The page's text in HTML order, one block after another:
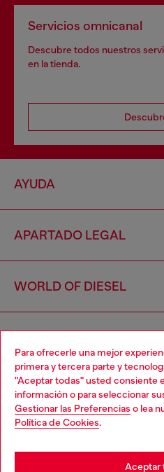
Para ofrecerle una mejor
primera y tercera parte y
"Aceptar todas" usted consiente
información o para seleccionar
Gestionar las Preferencias o lea
Política de Cookies.
Aceptar
Servicios omnicanal
Descubre todos nuestros
en la tienda.
AYUDA
APARTADO LEGAL
WORLD OF DIESEL
Country: ES
Choose your location
You are currently browsing
may be based in United States